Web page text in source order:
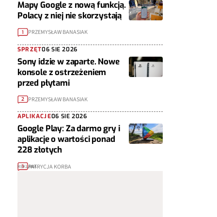
Mapy Google z nową funkcją.
Polacy z niej nie skorzystają
1 PRZEMYSŁAW BANASIAK
SPRZĘT06 SIE 2026
Sony idzie w zaparte. Nowe
konsole z ostrzeżeniem
przed płytami
2 PRZEMYSŁAW BANASIAK
APLIKACJE06 SIE 2026
Google Play: Za darmo gry i
aplikacje o wartości ponad
228 złotych
1 PATRYCJA KORBA